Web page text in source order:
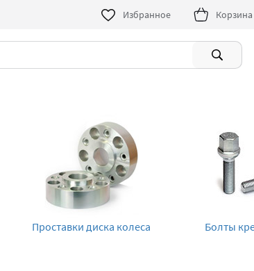
Избранное Корзина
Проставки диска колеса Болты